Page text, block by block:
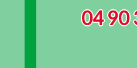
04 90